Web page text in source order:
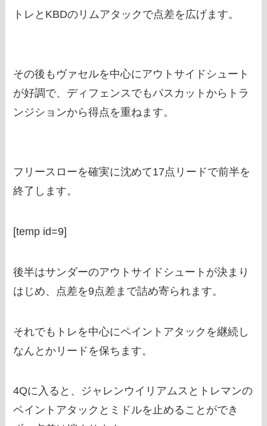
トレとKBDのリムアタックで点差を広げます。
その後もヴァセルを中心にアウトサイドシュート
が好調で、ディフェンスでもパスカットからトラ
ンジションから得点を重ねます。
フリースローを確実に沈めて17点リードで前半を
終了します。
[temp id=9]
後半はサンダーのアウトサイドシュートが決まり
はじめ、点差を9点差まで詰め寄られます。
それでもトレを中心にペイントアタックを継続し
なんとかリードを保ちます。
4Qに入ると、ジャレンウイリアムスとトレマンの
ペイントアタックとミドルを止めることができ